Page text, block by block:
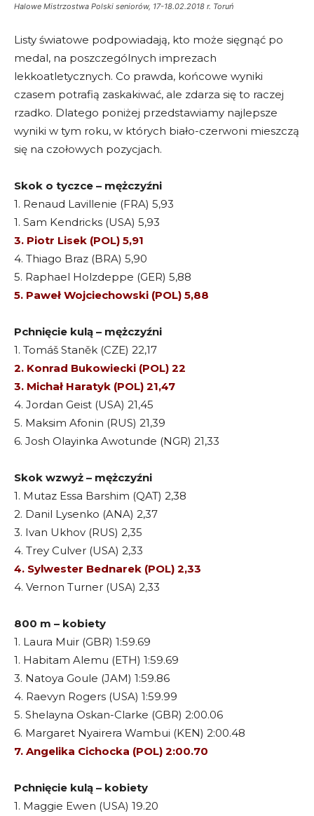
Halowe Mistrzostwa Polski seniorów, 17-18.02.2018 r. Toruń
Listy światowe podpowiadają, kto może sięgnąć po
medal, na poszczególnych imprezach
lekkoatletycznych. Co prawda, końcowe wyniki
czasem potrafią zaskakiwać, ale zdarza się to raczej
rzadko. Dlatego poniżej przedstawiamy najlepsze
wyniki w tym roku, w których biało-czerwoni mieszczą
się na czołowych pozycjach.
Skok o tyczce – mężczyźni
1. Renaud Lavillenie (FRA) 5,93
1. Sam Kendricks (USA) 5,93
3. Piotr Lisek (POL) 5,91
4. Thiago Braz (BRA) 5,90
5. Raphael Holzdeppe (GER) 5,88
5. Paweł Wojciechowski (POL) 5,88
Pchnięcie kulą – mężczyźni
1. Tomáš Staněk (CZE) 22,17
2. Konrad Bukowiecki (POL) 22
3. Michał Haratyk (POL) 21,47
4. Jordan Geist (USA) 21,45
5. Maksim Afonin (RUS) 21,39
6. Josh Olayinka Awotunde (NGR) 21,33
Skok wzwyż – mężczyźni
1. Mutaz Essa Barshim (QAT) 2,38
2. Danil Lysenko (ANA) 2,37
3. Ivan Ukhov (RUS) 2,35
4. Trey Culver (USA) 2,33
4. Sylwester Bednarek (POL) 2,33
4. Vernon Turner (USA) 2,33
800 m – kobiety
1. Laura Muir (GBR) 1:59.69
1. Habitam Alemu (ETH) 1:59.69
3. Natoya Goule (JAM) 1:59.86
4. Raevyn Rogers (USA) 1:59.99
5. Shelayna Oskan-Clarke (GBR) 2:00.06
6. Margaret Nyairera Wambui (KEN) 2:00.48
7. Angelika Cichocka (POL) 2:00.70
Pchnięcie kulą – kobiety
1. Maggie Ewen (USA) 19.20